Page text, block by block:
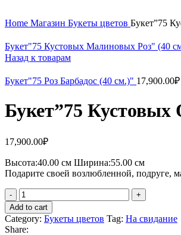
Home Магазин Букеты цветов Букет”75
Букет"75 Кустовых Малиновых Роз" (40
Назад к товарам
Букет"75 Роз Барбадос (40 см.)" 17,900.00₽
Букет”75
17,900.00₽
Высота:40.00 см Ширина:55.00 см
Подарите своей возлюбленной, подруге,
Add to cart
Category: Букеты цветов Tag: На свидание
Share: